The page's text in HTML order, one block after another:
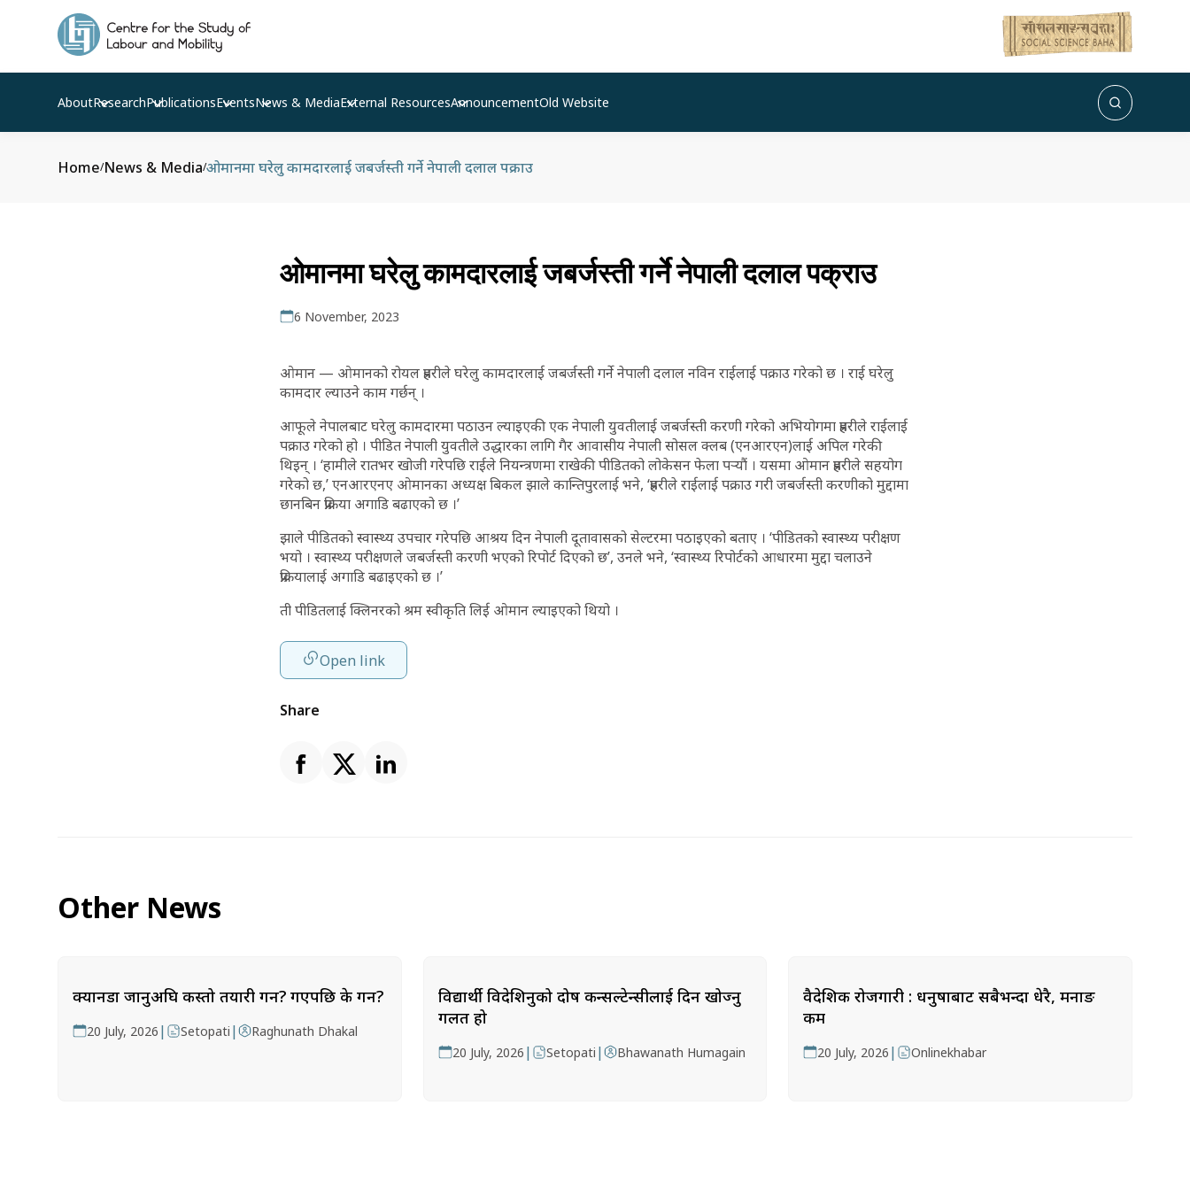
AboutResearchPublicationsEventsNews & MediaExternal ResourcesAnnouncementOld Website
Home/News & Media/ओमानमा घरेलु कामदारलाई जबर्जस्ती गर्ने नेपाली दलाल पक्राउ
ओमानमा घरेलु कामदारलाई जबर्जस्ती गर्ने नेपाली दलाल पक्राउ
6 November, 2023
ओमान — ओमानको रोयल प्रहरीले घरेलु कामदारलाई जबर्जस्ती गर्ने नेपाली दलाल नविन राईलाई पक्राउ गरेको छ । राई घरेलु
कामदार ल्याउने काम गर्छन् ।
आफूले नेपालबाट घरेलु कामदारमा पठाउन ल्याइएकी एक नेपाली युवतीलाई जबर्जस्ती करणी गरेको अभियोगमा प्रहरीले राईलाई
पक्राउ गरेको हो । पीडित नेपाली युवतीले उद्धारका लागि गैर आवासीय नेपाली सोसल क्लब (एनआरएन)लाई अपिल गरेकी
थिइन् । ‘हामीले रातभर खोजी गरेपछि राईले नियन्त्रणमा राखेकी पीडितको लोकेसन फेला पर्‍यौं । यसमा ओमान प्रहरीले सहयोग
गरेको छ,’ एनआरएनए ओमानका अध्यक्ष बिकल झाले कान्तिपुरलाई भने, ‘प्रहरीले राईलाई पक्राउ गरी जबर्जस्ती करणीको मुद्दामा
छानबिन प्रक्रिया अगाडि बढाएको छ ।’
झाले पीडितको स्वास्थ्य उपचार गरेपछि आश्रय दिन नेपाली दूतावासको सेल्टरमा पठाइएको बताए । ‘पीडितको स्वास्थ्य परीक्षण
भयो । स्वास्थ्य परीक्षणले जबर्जस्ती करणी भएको रिपोर्ट दिएको छ’, उनले भने, ‘स्वास्थ्य रिपोर्टको आधारमा मुद्दा चलाउने
प्रक्रियालाई अगाडि बढाइएको छ ।’
ती पीडितलाई क्लिनरको श्रम स्वीकृति लिई ओमान ल्याइएको थियो ।
Open link
Share
Other News
क्यानडा जानुअघि कस्तो तयारी गर्ने? गएपछि के गर्ने?
20 July, 2026 | Setopati | Raghunath Dhakal
विद्यार्थी विदेशिनुको दोष कन्सल्टेन्सीलाई दिन खोज्नु
गलत हो
20 July, 2026 | Setopati | Bhawanath Humagain
वैदेशिक रोजगारी : धनुषाबाट सबैभन्दा धेरै, मनाङ
कम
20 July, 2026 | Onlinekhabar